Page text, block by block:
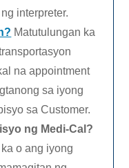
interpreter.
Matutulungan ka
na appointment
sa iyong
sa Customer.
ng Medi-Cal?
o ang iyong